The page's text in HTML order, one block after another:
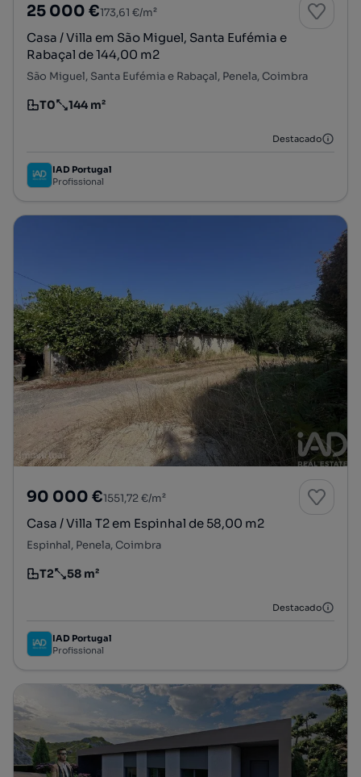
25 000 €173,61 €/m²
Casa / Villa em São Miguel, Santa Eufémia e
Rabaçal de 144,00 m2
São Miguel, Santa Eufémia e Rabaçal, Penela, Coimbra
Tipologia
T0
Preço por metro quadrado
144 m²
Destacado
IAD Portugal
Profissional
90 000 €1551,72 €/m²
Casa / Villa T2 em Espinhal de 58,00 m2
Espinhal, Penela, Coimbra
Tipologia
T2
Preço por metro quadrado
58 m²
Destacado
IAD Portugal
Profissional